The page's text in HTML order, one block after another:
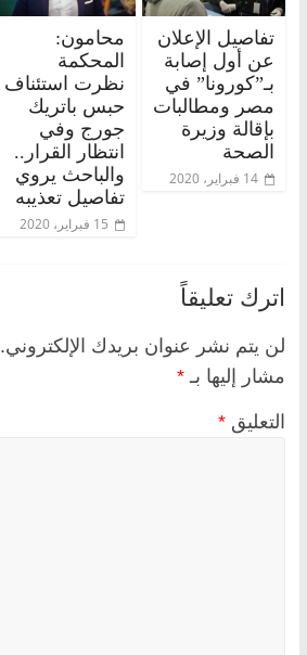
تفاصيل الإعلان
عن أول إصابة
بـ”كورونا” في
مصر ومطالبات
بإقالة وزيرة
الصحة
14 فبراير، 2020
محامون:
المحكمة
نظرت استئناف
حبس باتريك
جورج وفي
انتظار القرار..
والباحث يروي
تفاصيل تعذيبه
15 فبراير، 2020
اترك تعليقاً
لن يتم نشر عنوان بريدك الإلكتروني.
مشار إليها بـ *
التعليق *